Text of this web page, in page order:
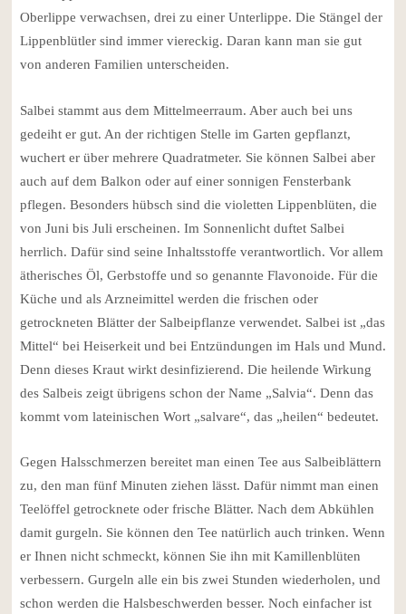
Oberlippe verwachsen, drei zu einer Unterlippe. Die Stängel der
Lippenblütler sind immer viereckig. Daran kann man sie gut
von anderen Familien unterscheiden.
Salbei stammt aus dem Mittelmeerraum. Aber auch bei uns
gedeiht er gut. An der richtigen Stelle im Garten gepflanzt,
wuchert er über mehrere Quadratmeter. Sie können Salbei aber
auch auf dem Balkon oder auf einer sonnigen Fensterbank
pflegen. Besonders hübsch sind die violetten Lippenblüten, die
von Juni bis Juli erscheinen. Im Sonnenlicht duftet Salbei
herrlich. Dafür sind seine Inhaltsstoffe verantwortlich. Vor allem
ätherisches Öl, Gerbstoffe und so genannte Flavonoide. Für die
Küche und als Arzneimittel werden die frischen oder
getrockneten Blätter der Salbeipflanze verwendet. Salbei ist „das
Mittel“ bei Heiserkeit und bei Entzündungen im Hals und Mund.
Denn dieses Kraut wirkt desinfizierend. Die heilende Wirkung
des Salbeis zeigt übrigens schon der Name „Salvia“. Denn das
kommt vom lateinischen Wort „salvare“, das „heilen“ bedeutet.
Gegen Halsschmerzen bereitet man einen Tee aus Salbeiblättern
zu, den man fünf Minuten ziehen lässt. Dafür nimmt man einen
Teelöffel getrocknete oder frische Blätter. Nach dem Abkühlen
damit gurgeln. Sie können den Tee natürlich auch trinken. Wenn
er Ihnen nicht schmeckt, können Sie ihn mit Kamillenblüten
verbessern. Gurgeln alle ein bis zwei Stunden wiederholen, und
schon werden die Halsbeschwerden besser. Noch einfacher ist